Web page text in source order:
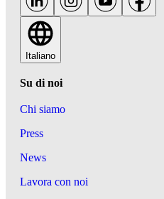
Italiano
Su di noi
Chi siamo
Press
News
Lavora con noi